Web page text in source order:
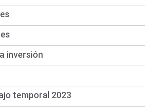
inversión
temporal 2023